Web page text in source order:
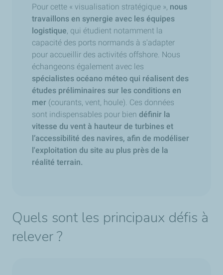
Pour cette « visualisation stratégique », nous
travaillons en synergie avec les équipes
logistique, qui étudient notamment la
capacité des ports normands à s'adapter
pour accueillir des activités offshore. Nous
échangeons également avec les
spécialistes océano méteo qui réalisent des
études préliminaires sur les conditions en
mer (courants, vent, houle). Ces données
sont indispensables pour bien définir la
vitesse du vent à hauteur de turbines et
l’accessibilité des navires, afin de modéliser
l'exploitation du site au plus près de la
réalité terrain.
Quels sont les principaux défis à
relever ?